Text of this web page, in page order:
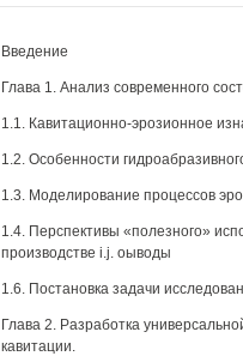
Введение
Глава 1. Анализ современного
1.1. Кавитационно-эрозионное
1.2. Особенности
1.3. Моделирование процессов
1.4. Перспективы «полезного»
производстве i.j. оыводы
1.6. Постановка задачи
Глава 2. Разработка
кавитации.